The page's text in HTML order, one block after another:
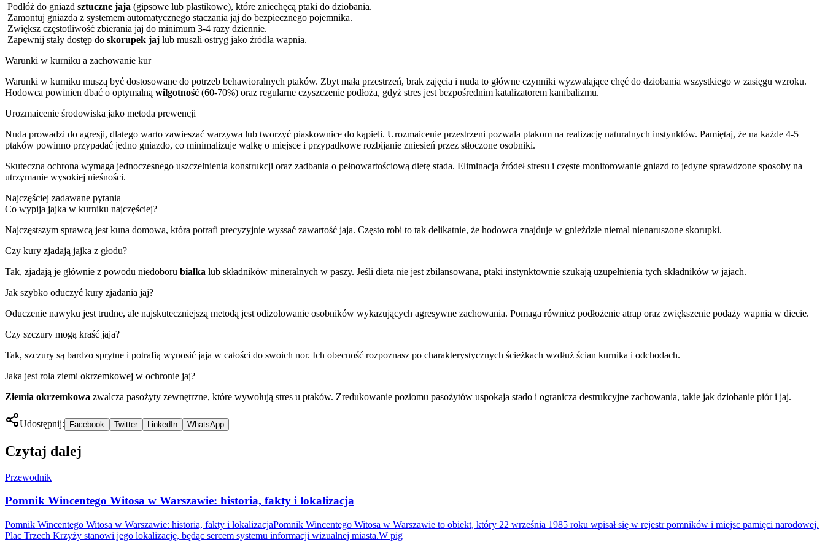
Podłóż do gniazd sztuczne jaja (gipsowe lub plastikowe), które zniechęcą ptaki do dziobania.
Zamontuj gniazda z systemem automatycznego staczania jaj do bezpiecznego pojemnika.
Zwiększ częstotliwość zbierania jaj do minimum 3-4 razy dziennie.
Zapewnij stały dostęp do skorupek jaj lub muszli ostryg jako źródła wapnia.
Warunki w kurniku a zachowanie kur
Warunki w kurniku muszą być dostosowane do potrzeb behawioralnych ptaków. Zbyt mała przestrzeń, brak zajęcia i nuda to główne czynniki wyzwalające chęć do dziobania wszystkiego w zasięgu wzroku.
Hodowca powinien dbać o optymalną wilgotność (60-70%) oraz regularne czyszczenie podłoża, gdyż stres jest bezpośrednim katalizatorem kanibalizmu.
Urozmaicenie środowiska jako metoda prewencji
Nuda prowadzi do agresji, dlatego warto zawieszać warzywa lub tworzyć piaskownice do kąpieli. Urozmaicenie przestrzeni pozwala ptakom na realizację naturalnych instynktów. Pamiętaj, że na każde 4-5
ptaków powinno przypadać jedno gniazdo, co minimalizuje walkę o miejsce i przypadkowe rozbijanie zniesień przez stłoczone osobniki.
Skuteczna ochrona wymaga jednoczesnego uszczelnienia konstrukcji oraz zadbania o pełnowartościową dietę stada. Eliminacja źródeł stresu i częste monitorowanie gniazd to jedyne sprawdzone sposoby na
utrzymanie wysokiej nieśności.
Najczęściej zadawane pytania
Co wypija jajka w kurniku najczęściej?
Najczęstszym sprawcą jest kuna domowa, która potrafi precyzyjnie wyssać zawartość jaja. Często robi to tak delikatnie, że hodowca znajduje w gnieździe niemal nienaruszone skorupki.
Czy kury zjadają jajka z głodu?
Tak, zjadają je głównie z powodu niedoboru białka lub składników mineralnych w paszy. Jeśli dieta nie jest zbilansowana, ptaki instynktownie szukają uzupełnienia tych składników w jajach.
Jak szybko oduczyć kury zjadania jaj?
Oduczenie nawyku jest trudne, ale najskuteczniejszą metodą jest odizolowanie osobników wykazujących agresywne zachowania. Pomaga również podłożenie atrap oraz zwiększenie podaży wapnia w diecie.
Czy szczury mogą kraść jaja?
Tak, szczury są bardzo sprytne i potrafią wynosić jaja w całości do swoich nor. Ich obecność rozpoznasz po charakterystycznych ścieżkach wzdłuż ścian kurnika i odchodach.
Jaka jest rola ziemi okrzemkowej w ochronie jaj?
Ziemia okrzemkowa zwalcza pasożyty zewnętrzne, które wywołują stres u ptaków. Zredukowanie poziomu pasożytów uspokaja stado i ogranicza destrukcyjne zachowania, takie jak dziobanie piór i jaj.
Udostępnij: Facebook Twitter LinkedIn WhatsApp
Czytaj dalej
Przewodnik
Pomnik Wincentego Witosa w Warszawie: historia, fakty i lokalizacja
Pomnik Wincentego Witosa w Warszawie: historia, fakty i lokalizacjaPomnik Wincentego Witosa w Warszawie to obiekt, który 22 września 1985 roku wpisał się w rejestr pomników i miejsc pamięci narodowej.
Plac Trzech Krzyży stanowi jego lokalizację, będąc sercem systemu informacji wizualnej miasta.W pig